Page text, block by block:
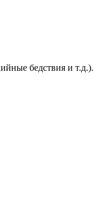
бедствия и т.д.).